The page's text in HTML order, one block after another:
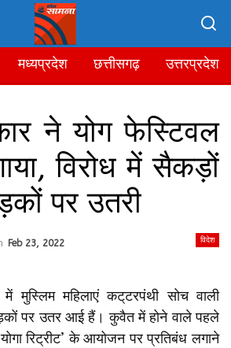
ने योग फेस्टिवल
विरोध में सैकड़ों
पर उतरी
विदेश
Feb 23, 2022
महिलाएं कट्‌टरपंथी सोच वाली
पर उतर आई हैं। कुवैत में होने वाले पहले
रिट्रीट’ के आयोजन पर प्रतिबंध लगाने
मध्यप्रदेश छत्तीसगढ़ उत्तरप्रदेश